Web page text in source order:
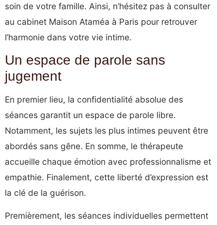
soin de votre famille. Ainsi, n’hésitez pas à consulter
au cabinet Maison Ataméa à Paris pour retrouver
l’harmonie dans votre vie intime.
Un espace de parole sans
jugement
En premier lieu, la confidentialité absolue des
séances garantit un espace de parole libre.
Notamment, les sujets les plus intimes peuvent être
abordés sans gêne. En somme, le thérapeute
accueille chaque émotion avec professionnalisme et
empathie. Finalement, cette liberté d’expression est
la clé de la guérison.
Premièrement, les séances individuelles permettent